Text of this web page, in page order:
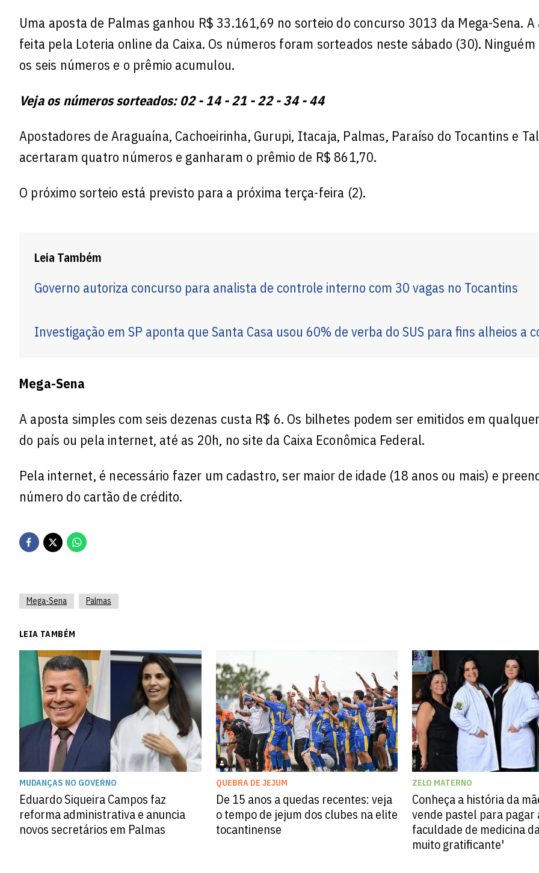
Uma aposta de Palmas ganhou R$ 33.161,69 no sorteio do concurso 3013 da Mega-Sena.
feita pela Loteria online da Caixa. Os números foram sorteados neste sábado (30).
os seis números e o prêmio acumulou.
Veja os números sorteados: 02 - 14 - 21 - 22 - 34 - 44
Apostadores de Araguaína, Cachoeirinha, Gurupi, Itacaja, Palmas, Paraíso do Tocantins e
acertaram quatro números e ganharam o prêmio de R$ 861,70.
O próximo sorteio está previsto para a próxima terça-feira (2).
Leia Também
Governo autoriza concurso para analista de controle interno com 30 vagas no Tocantins
Investigação em SP aponta que Santa Casa usou 60% de verba do SUS para fins alheios a
Mega-Sena
A aposta simples com seis dezenas custa R$ 6. Os bilhetes podem ser emitidos em
do país ou pela internet, até as 20h, no site da Caixa Econômica Federal.
Pela internet, é necessário fazer um cadastro, ser maior de idade (18 anos ou mais) e
número do cartão de crédito.
Mega-Sena Palmas
LEIA TAMBÉM
MUDANÇAS NO GOVERNO
Eduardo Siqueira Campos faz
reforma administrativa e anuncia
novos secretários em Palmas
QUEBRA DE JEJUM
De 15 anos a quedas recentes: veja
o tempo de jejum dos clubes na elite
tocantinense
ZELO MATERNO
Conheça a história da
vende pastel para pagar
faculdade de medicina
muito gratificante'